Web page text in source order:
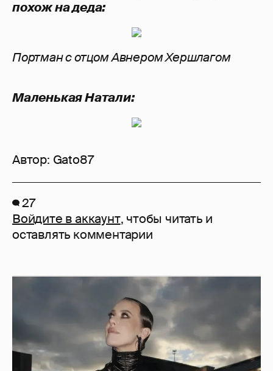
похож на деда:
Портман с отцом Авнером Хершлагом
Маленькая Натали:
Автор: Gato87
27
Войдите в аккаунт, чтобы читать и
оставлять комментарии